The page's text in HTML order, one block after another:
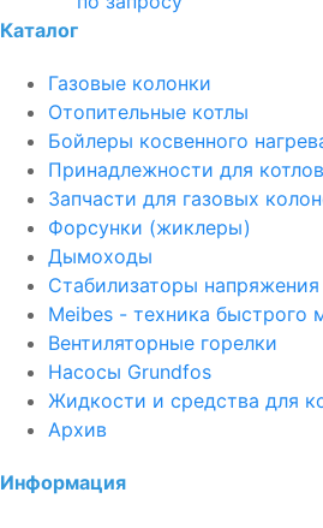
Каталог
Газовые колонки
Отопительные котлы
Бойлеры косвенного
Принадлежности для котлов
Запчасти для газовых
Форсунки (жиклеры)
Дымоходы
Стабилизаторы
Meibes - техника быстрого
Вентиляторные горелки
Насосы Grundfos
Жидкости и средства для
Архив
Информация